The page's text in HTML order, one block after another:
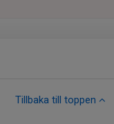
Tillbaka till toppen